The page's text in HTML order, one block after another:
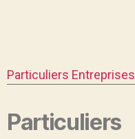
Particuliers Entreprises
Particuliers